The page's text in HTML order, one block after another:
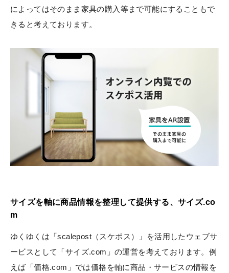
によってはそのまま家具の購入等まで可能にすることもで
きると考えております。
サイズを軸に商品情報を整理して提供する、サイズ.co
m
ゆくゆくは「scalepost（スケポス）」を活用したウェブサ
ービスとして「サイズ.com」の運営を考えております。例
えば「価格.com」では価格を軸に商品・サービスの情報を